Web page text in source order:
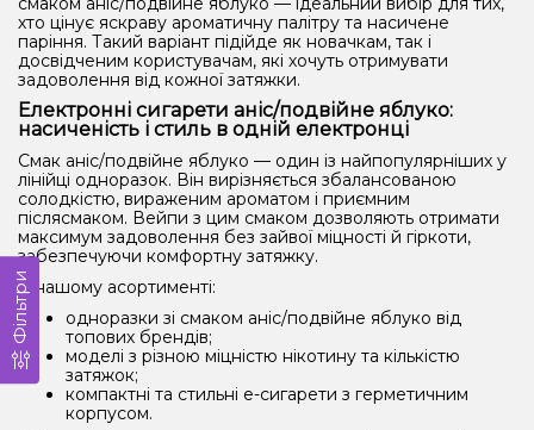
хто цінує яскраву ароматичну палітру та насичене
паріння. Такий варіант підійде як новачкам, так і
досвідченим користувачам, які хочуть отримувати
задоволення від кожної затяжки.
Електронні сигарети аніс/подвійне яблуко:
насиченість і стиль в одній електронці
Смак аніс/подвійне яблуко — один із найпопулярніших у
лінійці одноразок. Він вирізняється збалансованою
солодкістю, вираженим ароматом і приємним
післясмаком. Вейпи з цим смаком дозволяють отримати
максимум задоволення без зайвої міцності й гіркоти,
забезпечуючи комфортну затяжку.
У нашому асортименті:
одноразки зі смаком аніс/подвійне яблуко від
топових брендів;
моделі з різною міцністю нікотину та кількістю
затяжок;
компактні та стильні е-сигарети з герметичним
корпусом.
Фільтри